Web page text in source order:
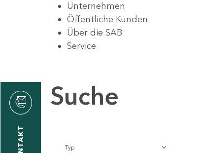
Unternehmen
Öffentliche Kunden
Über die SAB
Service
Suche
Typ